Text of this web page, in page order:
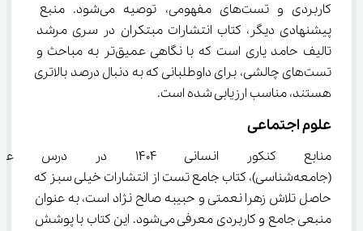
کاربردی و تست‌های مفهومی، توصیه می‌شود. منبع
پیشنهادی دیگر، کتاب انتشارات مبتکران در سری مرشد
تالیف حامد یاری است که با نگاهی عمیق‌تر به مباحث و
تست‌های چالشی، برای داوطلبانی که به دنبال درصد بالاتری
هستند، مناسب ارزیابی شده است.
علوم اجتماعی
منابع کنکور انسانی 1404
(جامعه‌شناسی)، کتاب جامع تست از انتشارات خیلی سبز که
حاصل تلاش زهرا نعمتی و حبیبه صالح نژاد است، به عنوان
منبعی جامع و کاربردی معرفی می‌شود. این کتاب با پوشش